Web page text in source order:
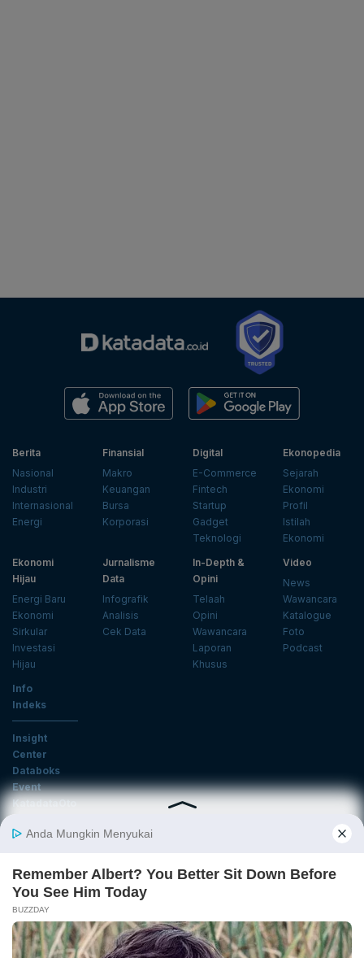
Berita
Nasional
Industri
Internasional
Energi
Finansial
Makro
Keuangan
Bursa
Korporasi
Digital
E-Commerce
Fintech
Startup
Gadget
Teknologi
Ekonopedia
Sejarah
Ekonomi
Profil
Istilah
Ekonomi
Ekonomi
Hijau
Energi Baru
Ekonomi
Sirkular
Investasi
Hijau
Jurnalisme
Data
Infografik
Analisis
Cek Data
In-Depth &
Opini
Telaah
Opini
Wawancara
Laporan
Khusus
Video
News
Wawancara
Katalogue
Foto
Podcast
Info
Indeks
Insight
Center
Databoks
Event
KatadataOto
Email
Daftar